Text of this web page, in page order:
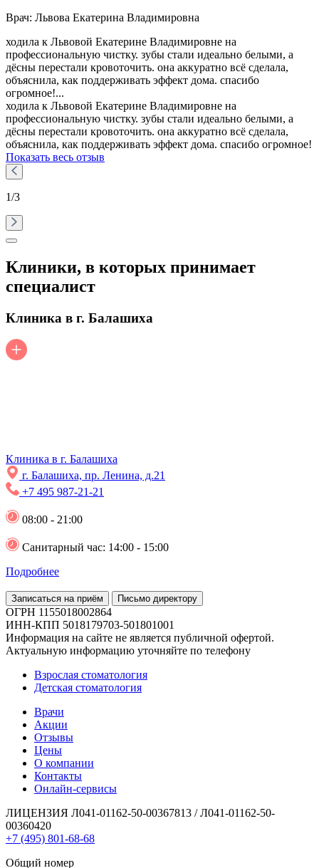
Врач: Львова Екатерина Владимировна
ходила к Львовой Екатерине Владимировне на
профессиональную чистку. зубы стали идеально белыми, а
дёсны перестали кровоточить. она аккуратно всё сделала,
объяснила, как поддерживать эффект дома. спасибо
огромное!...
ходила к Львовой Екатерине Владимировне на
профессиональную чистку. зубы стали идеально белыми, а
дёсны перестали кровоточить. она аккуратно всё сделала,
объяснила, как поддерживать эффект дома. спасибо огромное!
Показать весь отзыв
1/3
Клиники, в которых принимает
специалист
Клиника в г. Балашиха
Клиника в г. Балашиха
г. Балашиха, пр. Ленина, д.21
+7 495 987-21-21
08:00 - 21:00
Санитарный час: 14:00 - 15:00
Подробнее
Записаться на приём Письмо директору
ОГРН 1155018002864
ИНН-КПП 5018179703-501801001
Информация на сайте не является публичной офертой.
Актуальную информацию уточняйте по телефону
Взрослая стоматология
Детская стоматология
Врачи
Акции
Отзывы
Цены
О компании
Контакты
Онлайн-сервисы
ЛИЦЕНЗИЯ Л041-01162-50-00367813 / Л041-01162-50-
00360420
+7 (495) 801-68-68
Общий номер